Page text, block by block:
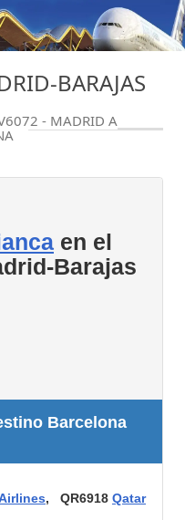
BARAJAS
- MADRID A
en el
Barajas
Barcelona
, QR6918 Qatar